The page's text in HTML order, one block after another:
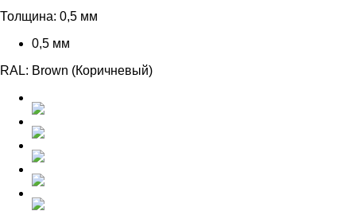
865,00 ₽.
Толщина: 0,5 мм
0,5 мм
RAL: Brown (Коричневый)